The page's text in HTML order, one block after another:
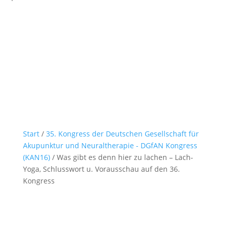
Start/ 35. Kongress der Deutschen Gesellschaft für
Akupunktur und Neuraltherapie - DGfAN Kongress
(KAN16)/ Was gibt es denn hier zu lachen – Lach-
Yoga, Schlusswort u. Vorausschau auf den 36.
Kongress